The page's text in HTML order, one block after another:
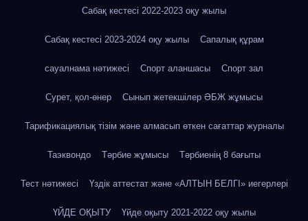
Сабақ кестесі 2022-2023 оқу жылы
Сабақ кестесі 2023-2024 оқу жылы Сапалық құрам
сауалнама нәтижесі Спорт аланшасы Спорт зал
Сурет, қол-өнер Сынып жетекшілер ӘБЖ жұмысы
Тарификациялық тізім және алмасып өткен сағаттар журналы
Таэквондо Тәрбие жұмысы Тәрбиенің 8 бағыты
Тест нәтижесі Үздік аттестат және «АЛТЫН БЕЛГІ» иегерлері
ҮЙДЕ ОҚЫТУ Үйде оқыту 2021-2022 оқу жылы